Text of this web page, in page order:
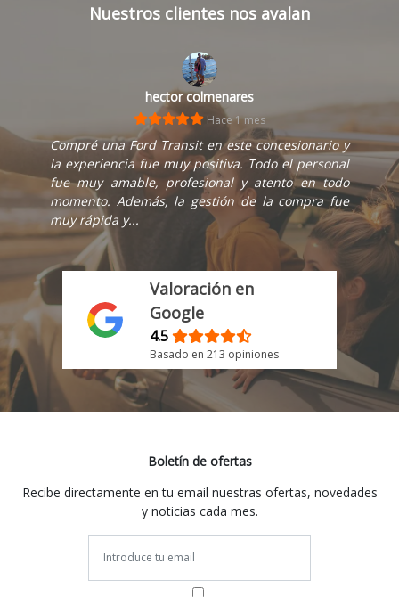
Nuestros clientes nos avalan
hector colmenares
Hace 1 mes
Compré una Ford Transit en este concesionario y
la experiencia fue muy positiva. Todo el personal
fue muy amable, profesional y atento en todo
momento. Además, la gestión de la compra fue
muy rápida y...
Valoración en
Google
4.5
Basado en 213 opiniones
Boletín de ofertas
Recibe directamente en tu email nuestras ofertas, novedades
y noticias cada mes.